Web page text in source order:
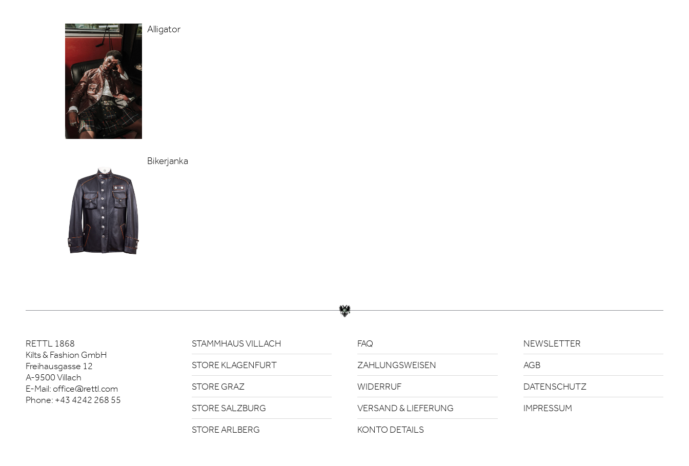
Alligator
Bikerjanka
RETTL 1868
Kilts & Fashion GmbH
Freihausgasse 12
A-9500 Villach
E-Mail:office@rettl.com
Phone: +43 4242 268 55
STAMMHAUS VILLACH
STORE KLAGENFURT
STORE GRAZ
STORE SALZBURG
STORE ARLBERG
FAQ
ZAHLUNGSWEISEN
WIDERRUF
VERSAND & LIEFERUNG
KONTO DETAILS
NEWSLETTER
AGB
DATENSCHUTZ
IMPRESSUM